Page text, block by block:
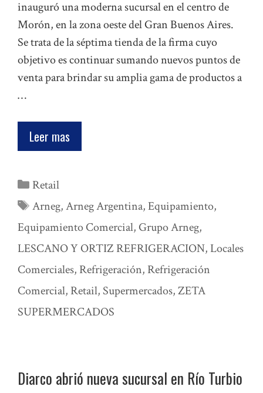
inauguró una moderna sucursal en el centro de
Morón, en la zona oeste del Gran Buenos Aires.
Se trata de la séptima tienda de la firma cuyo
objetivo es continuar sumando nuevos puntos de
venta para brindar su amplia gama de productos a
…
Leer mas
Categorías
Retail
Etiquetas
Arneg,Arneg Argentina,Equipamiento,
Equipamiento Comercial, Grupo Arneg,
LESCANO Y ORTIZ REFRIGERACION,Locales
Comerciales, Refrigeración, Refrigeración
Comercial, Retail, Supermercados,ZETA
SUPERMERCADOS
Diarco abrió nueva sucursal en Río Turbio